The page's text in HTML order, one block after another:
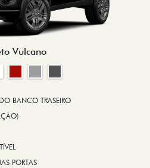
Vulcano
BANCO TRASEIRO
PORTAS